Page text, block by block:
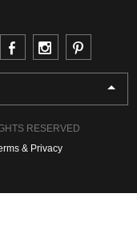
RESERVED
& Privacy